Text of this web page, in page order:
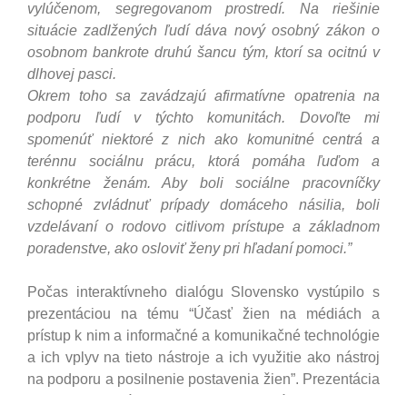
vylúčenom, segregovanom prostredí. Na riešinie
situácie zadlžených ľudí dáva nový osobný zákon o
osobnom bankrote druhú šancu tým, ktorí sa ocitnú v
dlhovej pasci.
Okrem toho sa zavádzajú afirmatívne opatrenia na
podporu ľudí v týchto komunitách. Dovoľte mi
spomenúť niektoré z nich ako komunitné centrá a
terénnu sociálnu prácu, ktorá pomáha ľuďom a
konkrétne ženám. Aby boli sociálne pracovníčky
schopné zvládnuť prípady domáceho násilia, boli
vzdelávaní o rodovo citlivom prístupe a základnom
poradenstve, ako osloviť ženy pri hľadaní pomoci.”
Počas interaktívneho dialógu Slovensko vystúpilo s
prezentáciou na tému “Účasť žien na médiách a
prístup k nim a informačné a komunikačné technológie
a ich vplyv na tieto nástroje a ich využitie ako nástroj
na podporu a posilnenie postavenia žien”. Prezentácia